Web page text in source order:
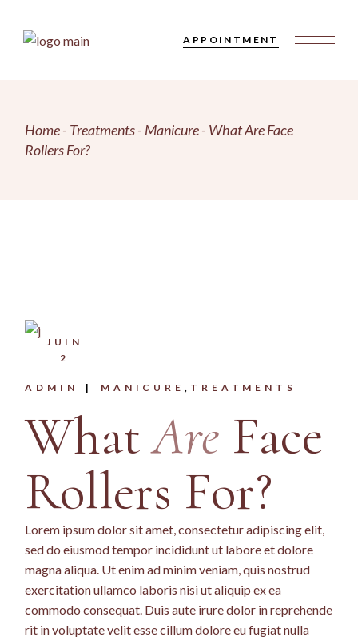
content
APPOINTMENT
Home Treatments Manicure What Are Face
Rollers For?
JUIN
2
ADMIN MANICURE TREATMENTS
WhatAre Face
Rollers For?
Lorem ipsum dolor sit amet, consectetur adipiscing elit,
sed do eiusmod tempor incididunt ut labore et dolore
magna aliqua. Ut enim ad minim veniam, quis nostrud
exercitation ullamco laboris nisi ut aliquip ex ea
commodo consequat. Duis aute irure dolor in reprehende
rit in voluptate velit esse cillum dolore eu fugiat nulla